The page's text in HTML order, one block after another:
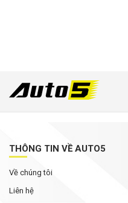
THÔNG TIN VỀ AUTO5
Về chúng tôi
Liên hệ